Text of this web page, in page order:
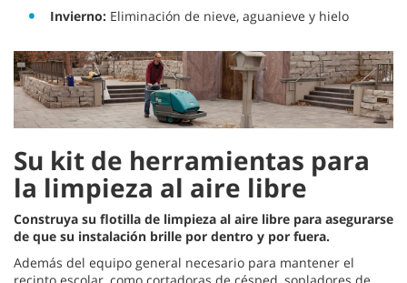
Invierno: Eliminación de nieve, aguanieve y hielo
Su kit de herramientas para
la limpieza al aire libre
Construya su flotilla de limpieza al aire libre para asegurarse
de que su instalación brille por dentro y por fuera.
Además del equipo general necesario para mantener el